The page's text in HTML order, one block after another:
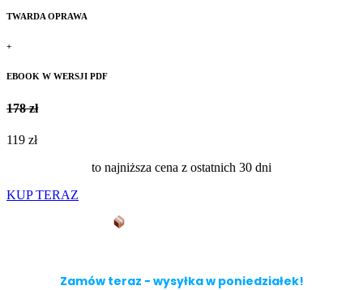
TWARDA OPRAWA
+
EBOOK W WERSJI PDF
178 zł
119 zł
to najniższa cena z ostatnich 30 dni
KUP TERAZ
Zamów teraz - wysyłka w poniedziałek!